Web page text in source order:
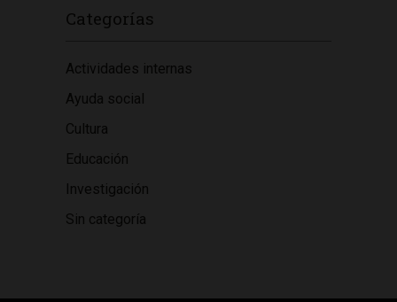
Categorías
Actividades internas
Ayuda social
Cultura
Educación
Investigación
Sin categoría